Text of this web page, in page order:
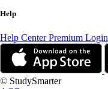
Help
Help CenterPremium Login
© StudySmarter